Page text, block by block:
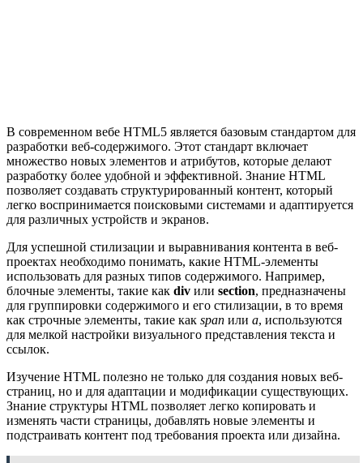
В современном вебе HTML5 является базовым стандартом для
разработки веб-содержимого. Этот стандарт включает
множество новых элементов и атрибутов, которые делают
разработку более удобной и эффективной. Знание HTML
позволяет создавать структурированный контент, который
легко воспринимается поисковыми системами и адаптируется
для различных устройств и экранов.
Для успешной стилизации и выравнивания контента в веб-
проектах необходимо понимать, какие HTML-элементы
использовать для разных типов содержимого. Например,
блочные элементы, такие как div или section, предназначены
для группировки содержимого и его стилизации, в то время
как строчные элементы, такие как span или a, используются
для мелкой настройки визуального представления текста и
ссылок.
Изучение HTML полезно не только для создания новых веб-
страниц, но и для адаптации и модификации существующих.
Знание структуры HTML позволяет легко копировать и
изменять части страницы, добавлять новые элементы и
подстраивать контент под требования проекта или дизайна.